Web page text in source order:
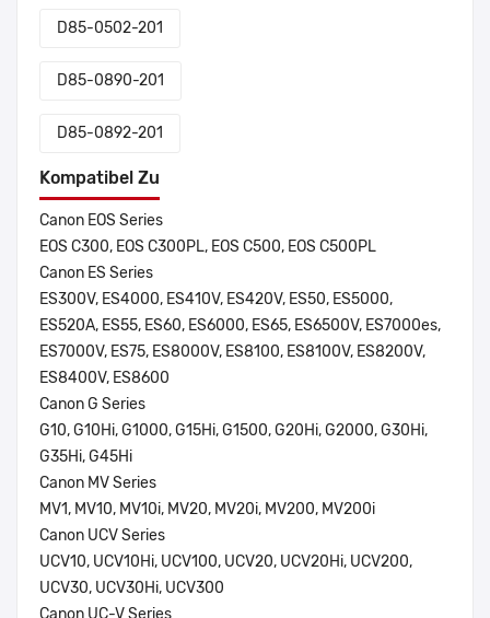
D85-0502-201
D85-0890-201
D85-0892-201
Kompatibel Zu
Canon EOS Series
EOS C300, EOS C300PL, EOS C500, EOS C500PL
Canon ES Series
ES300V, ES4000, ES410V, ES420V, ES50, ES5000,
ES520A, ES55, ES60, ES6000, ES65, ES6500V, ES7000es,
ES7000V, ES75, ES8000V, ES8100, ES8100V, ES8200V,
ES8400V, ES8600
Canon G Series
G10, G10Hi, G1000, G15Hi, G1500, G20Hi, G2000, G30Hi,
G35Hi, G45Hi
Canon MV Series
MV1, MV10, MV10i, MV20, MV20i, MV200, MV200i
Canon UCV Series
UCV10, UCV10Hi, UCV100, UCV20, UCV20Hi, UCV200,
UCV30, UCV30Hi, UCV300